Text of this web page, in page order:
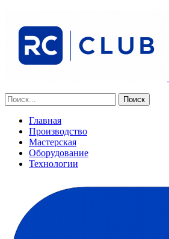
Главная
Производство
Мастерская
Оборудование
Технологии